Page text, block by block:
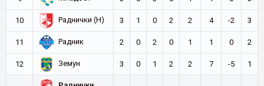
10 Раднички (Н) 3 1 0 2 2 4 -2 3
11 Радник 2 0 2 0 1 1 0 2
12 Земун 3 0 1 2 2 7 -5 1